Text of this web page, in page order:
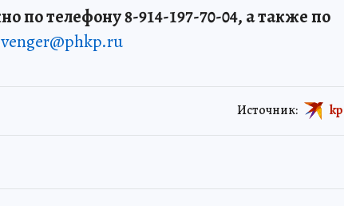
по телефону 8-914-197-70-04, а также по
Источник: